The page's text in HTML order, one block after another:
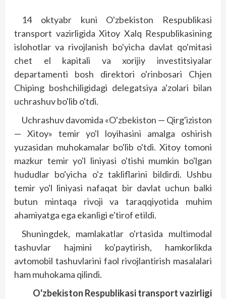
14 oktyabr kuni O'zbekiston Respublikasi
transport vazirligida Xitoy Xalq Respublikasining
islohotlar va rivojlanish bo'yicha davlat qo'mitasi
chet el kapitali va xorijiy investitsiya­lar
departamenti bosh direktori o'rinbosari Chjen
Chiping boshchiligidagi delegatsiya a'zolari bilan
uchrashuv bo'lib o'tdi.
Uchrashuv davomida «O'zbekiston — Qirg'iziston
— Xitoy» temir yo'l loyihasini amalga oshirish
yuzasidan muhokamalar bo'lib o'tdi. Xitoy tomoni
mazkur temir yo'l liniyasi o'tishi mumkin bo'lgan
hududlar bo'yicha o'z takliflarini bildirdi. Ushbu
temir yo'l liniyasi nafaqat bir davlat uchun balki
butun mintaqa rivoji va taraqqiyotida muhim
ahamiyatga ega ekanligi e'tirof etildi.
Shuningdek, mamlakatlar o'rtasida multimodal
tashuvlar hajmini ko'paytirish, hamkorlikda
avtomobil tashuvlarini faol rivojlantirish masalalari
ham muhokama qilindi.
O'zbekiston Respublikasi transport vazirligi